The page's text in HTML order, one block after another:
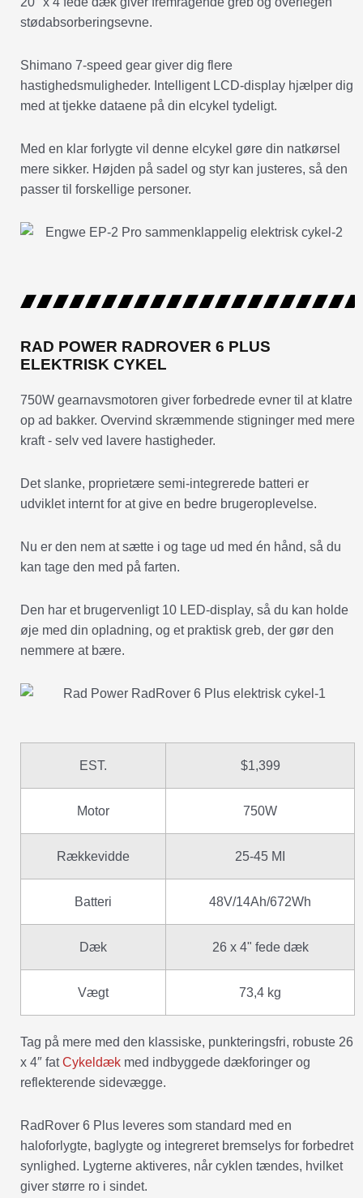
stødabsorberingsevne.
Shimano 7-speed gear giver dig flere
hastighedsmuligheder. Intelligent LCD-display hjælper dig
med at tjekke dataene på din elcykel tydeligt.
Med en klar forlygte vil denne elcykel gøre din natkørsel
mere sikker. Højden på sadel og styr kan justeres, så den
passer til forskellige personer.
RAD POWER RADROVER 6 PLUS
ELEKTRISK CYKEL
750W gearnavsmotoren giver forbedrede evner til at klatre
op ad bakker. Overvind skræmmende stigninger med mere
kraft - selv ved lavere hastigheder.
Det slanke, proprietære semi-integrerede batteri er
udviklet internt for at give en bedre brugeroplevelse.
Nu er den nem at sætte i og tage ud med én hånd, så du
kan tage den med på farten.
Den har et brugervenligt 10 LED-display, så du kan holde
øje med din opladning, og et praktisk greb, der gør den
nemmere at bære.
EST. $1,399
Motor 750W
Rækkevidde 25-45 MI
Batteri 48V/14Ah/672Wh
Dæk 26 x 4" fede dæk
Vægt 73,4 kg
Tag på mere med den klassiske, punkteringsfri, robuste 26
x 4″ fatCykeldæk med indbyggede dækforinger og
reflekterende sidevægge.
RadRover 6 Plus leveres som standard med en
haloforlygte, baglygte og integreret bremselys for forbedret
synlighed. Lygterne aktiveres, når cyklen tændes, hvilket
giver større ro i sindet.